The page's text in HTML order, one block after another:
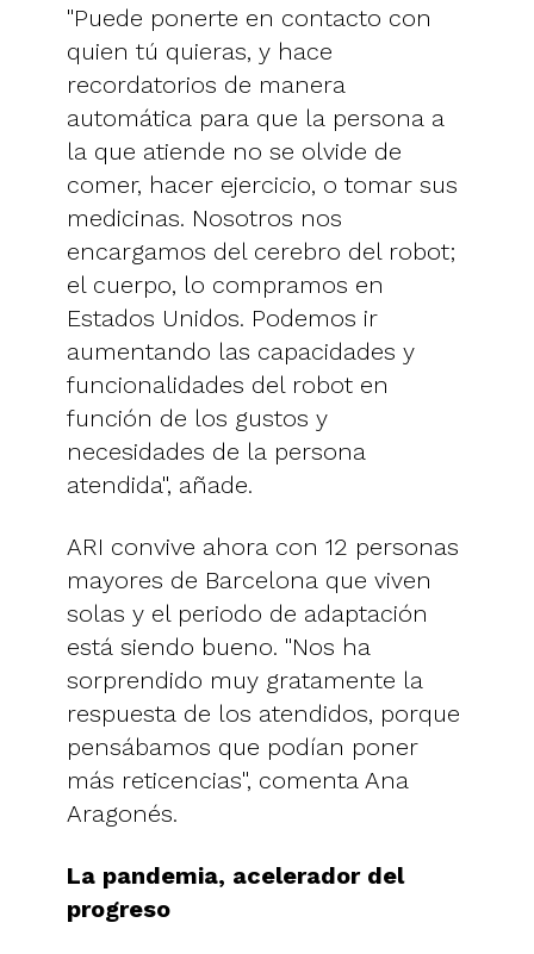
"Puede ponerte en contacto con
quien tú quieras, y hace
recordatorios de manera
automática para que la persona a
la que atiende no se olvide de
comer, hacer ejercicio, o tomar sus
medicinas. Nosotros nos
encargamos del cerebro del robot;
el cuerpo, lo compramos en
Estados Unidos. Podemos ir
aumentando las capacidades y
funcionalidades del robot en
función de los gustos y
necesidades de la persona
atendida", añade.
ARI convive ahora con 12 personas
mayores de Barcelona que viven
solas y el periodo de adaptación
está siendo bueno. "Nos ha
sorprendido muy gratamente la
respuesta de los atendidos, porque
pensábamos que podían poner
más reticencias", comenta Ana
Aragonés.
La pandemia, acelerador del
progreso